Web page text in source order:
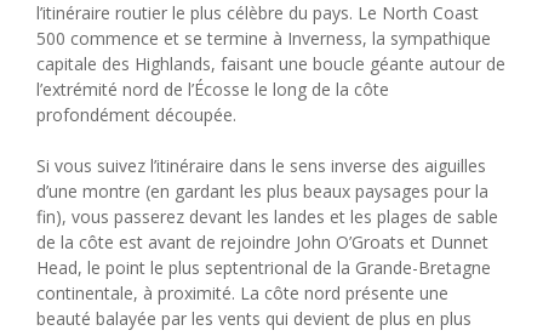
l’itinéraire routier le plus célèbre du pays. Le North Coast
500 commence et se termine à Inverness, la sympathique
capitale des Highlands, faisant une boucle géante autour de
l’extrémité nord de l’Écosse le long de la côte
profondément découpée.
Si vous suivez l’itinéraire dans le sens inverse des aiguilles
d’une montre (en gardant les plus beaux paysages pour la
fin), vous passerez devant les landes et les plages de sable
de la côte est avant de rejoindre John O’Groats et Dunnet
Head, le point le plus septentrional de la Grande-Bretagne
continentale, à proximité. La côte nord présente une
beauté balayée par les vents qui devient de plus en plus